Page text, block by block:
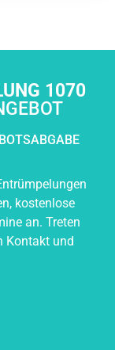
1070
kostenlose
an. Treten
Kontakt und